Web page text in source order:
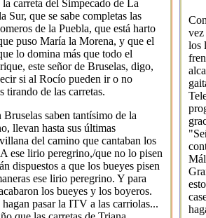
carreta del Simpecado de La
Sur, que se sabe completas las
de la Puebla, que está harto
puso María la Morena, y que el
lo domina más que todo el
este señor de Bruselas, digo,
si al Rocío pueden ir o no
tirando de las carretas.
saben tantísimo de la
llevan hasta sus últimas
del camino que cantaban los
ese lirio peregrino,/que no lo pisen
dispuestos a que los bueyes pisen
ese lirio peregrino. Y para
los bueyes y los boyeros.
pasar la ITV a las carriolas...
vez
los